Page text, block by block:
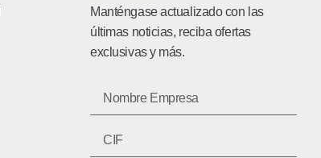
Manténgase actualizado con las
últimas noticias, reciba ofertas
exclusivas y más.